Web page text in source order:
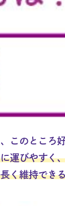
このところ
運びやすく
く維持でき